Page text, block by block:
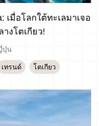
เมื่อโลกใต้ทะเลมาเจอ
งโตเกียว!
ปุ่น
เทรนด์ โตเกียว